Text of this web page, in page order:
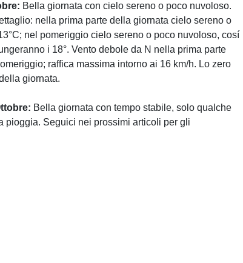
Bella giornata con cielo sereno o poco nuvoloso.
nella prima parte della giornata cielo sereno o
nel pomeriggio cielo sereno o poco nuvoloso, cosí
i 18°. Vento debole da N nella prima parte
raffica massima intorno ai 16 km/h. Lo zero
giornata.
Bella giornata con tempo stabile, solo qualche
pioggia. Seguici nei prossimi articoli per gli